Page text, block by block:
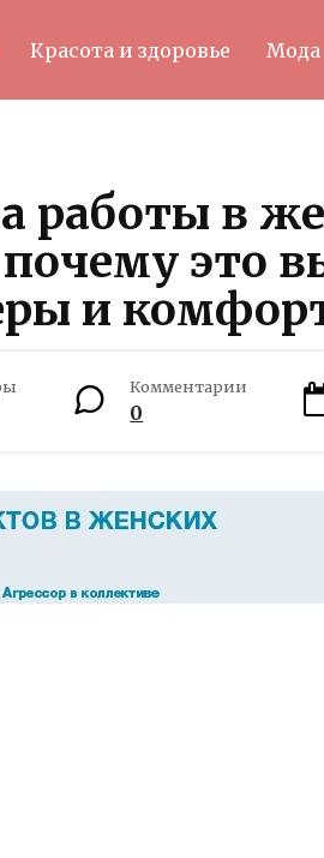
Красота и здоровье Мода
работы в
это
и
Комментарии
0